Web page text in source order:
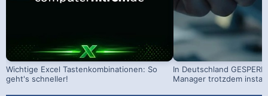
Wichtige Excel Tastenkombinationen: So
geht's schneller!
In Deutschland
Manager trotzdem